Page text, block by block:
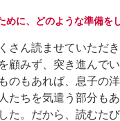
めに、どのような準備を
ん読ませていただき
顧みず、突き進んで
のもあれば、息子の
たちを気遣う部分も
た。だから、読むた